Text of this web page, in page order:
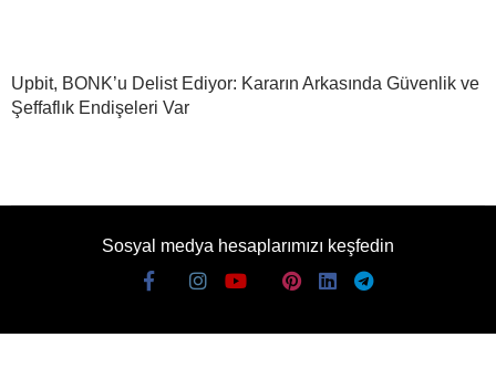
Upbit, BONK’u Delist Ediyor: Kararın Arkasında Güvenlik ve
Şeffaflık Endişeleri Var
Sosyal medya hesaplarımızı keşfedin